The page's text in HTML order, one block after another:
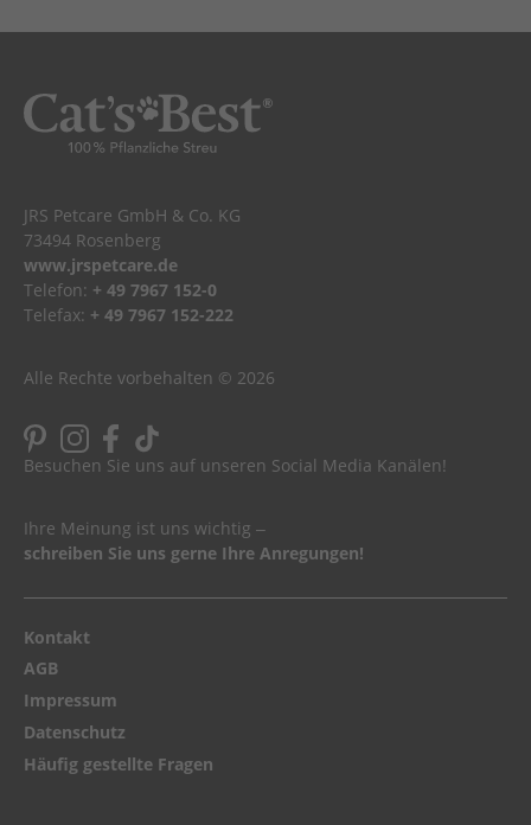
JRS Petcare GmbH & Co. KG
73494 Rosenberg
www.jrspetcare.de
Telefon: + 49 7967 152-0
Telefax: + 49 7967 152-222
Alle Rechte vorbehalten © 2026
Besuchen Sie uns auf unseren Social Media Kanälen!
Ihre Meinung ist uns wichtig ‒
schreiben Sie uns gerne Ihre Anregungen!
Kontakt
AGB
Impressum
Datenschutz
Häufig gestellte Fragen